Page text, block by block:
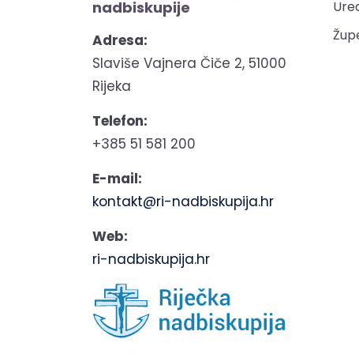
nadbiskupije
Adresa:
Slaviše Vajnera Čiče 2, 51000
Rijeka
Telefon:
+385 51 581 200
E-mail:
kontakt@ri-nadbiskupija.hr
Web:
ri-nadbiskupija.hr